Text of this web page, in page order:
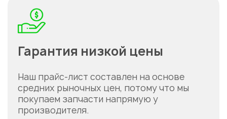
Гарантия низкой цены
Наш прайс-лист составлен на основе
средних рыночных цен, потому что мы
покупаем запчасти напрямую у
производителя.Укажите из какого вы